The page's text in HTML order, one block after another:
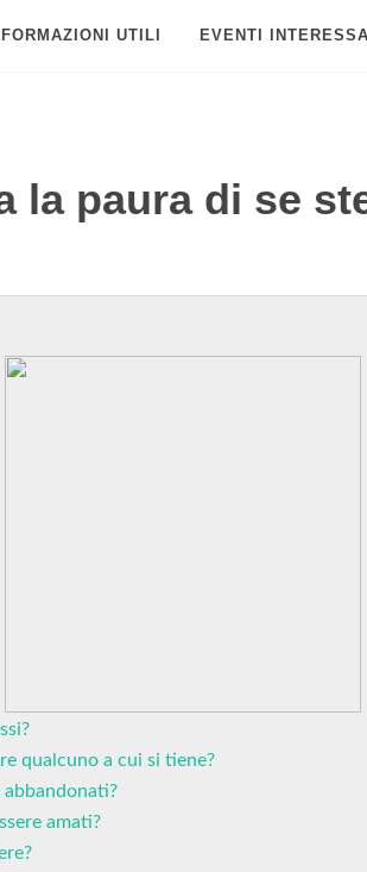
UTILI EVENTI
la paura di se
qualcuno a cui si tiene?
abbandonati?
amati?